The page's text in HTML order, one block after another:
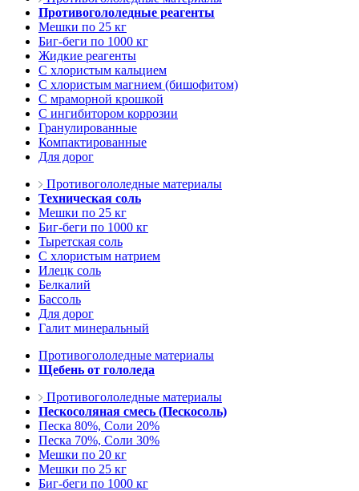
Противогололедные реагенты
Мешки по 25 кг
Биг-беги по 1000 кг
Жидкие реагенты
С хлористым кальцием
С хлористым магнием (бишофитом)
С мраморной крошкой
С ингибитором коррозии
Гранулированные
Компактированные
Для дорог
Противогололедные материалы
Техническая соль
Мешки по 25 кг
Биг-беги по 1000 кг
Тыретская соль
С хлористым натрием
Илецк соль
Белкалий
Бассоль
Для дорог
Галит минеральный
Противогололедные материалы
Щебень от гололеда
Противогололедные материалы
Пескосоляная смесь (Пескосоль)
Песка 80%, Соли 20%
Песка 70%, Соли 30%
Мешки по 20 кг
Мешки по 25 кг
Биг-беги по 1000 кг